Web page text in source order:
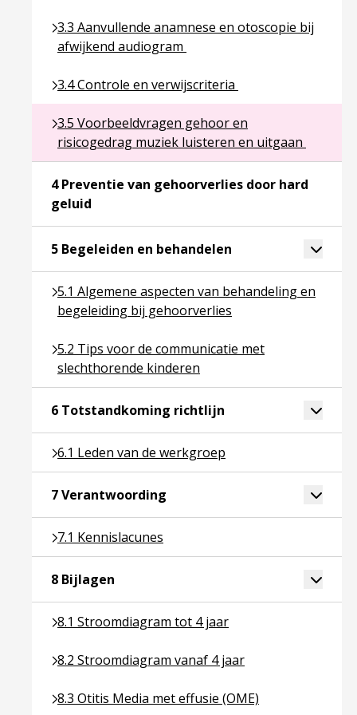
3.3 Aanvullende anamnese en otoscopie bij
afwijkend audiogram
Ga naar pagina over 3.3 Aanvullende anamnese
3.4 Controle en verwijscriteria
Ga naar pagina over 3.4 Controle en verwijscriteria
3.5 Voorbeeldvragen gehoor en
risicogedrag muziek luisteren en uitgaan
Ga naar pagina over 3.5 Voorbeeldvragen gehoor
4 Preventie van gehoorverlies door hard
geluid Ga naar pagina over 4 Preventie van
5 Begeleiden en behandelen Ga naar paginaToggle
5.1 Algemene aspecten van behandeling en
begeleiding bij gehoorverlies
Ga naar pagina over 5.1 Algemene aspecten van
5.2 Tips voor de communicatie met
slechthorende kinderen
Ga naar pagina over 5.2 Tips voor de
6 Totstandkoming richtlijn Ga naar pagina over
Toggle
6.1 Leden van de werkgroep
Ga naar pagina over 6.1 Leden van de werkgroep
7 Verantwoording Ga naar pagina over 7 Toggle
7.1 Kennislacunes
Ga naar pagina over 7.1 Kennislacunes
8 Bijlagen Toggle
8.1 Stroomdiagram tot 4 jaar
Ga naar pagina over 8.1 Stroomdiagram tot 4 jaar
8.2 Stroomdiagram vanaf 4 jaar
Ga naar pagina over 8.2 Stroomdiagram vanaf 4 jaar
8.3 Otitis Media met effusie (OME)
Ga naar pagina over 8.3 Otitis Media met effusie